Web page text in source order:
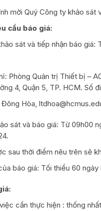
mời Quý Công ty khảo sát
cầu báo giá:
sát và tiếp nhận báo
Phòng Quản trị Thiết bị –
4, Quận 5, TP. HCM. Số
Hòa,
sát và báo giá: Từ 09h00
sau thời điểm nêu trên sẽ
báo giá: Tối thiểu 60 ngày
cần thực hiện : thống